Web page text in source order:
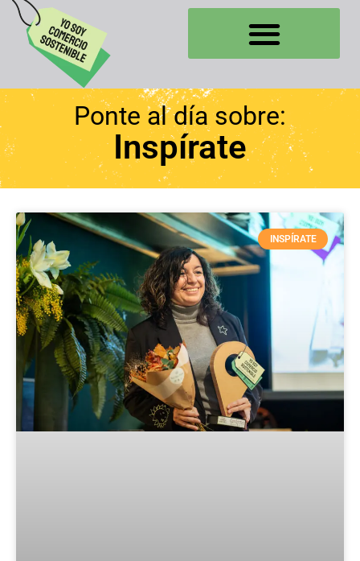
Ponte al día sobre:
Inspírate
INSPÍRATE